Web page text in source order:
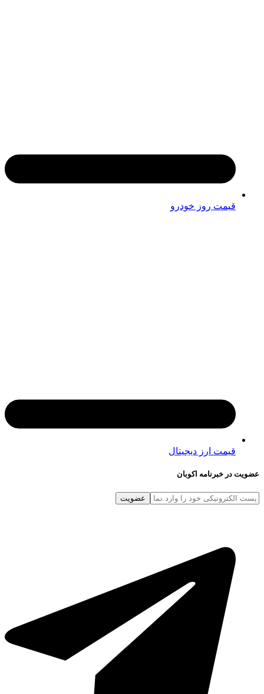
قیمت روز خودرو
قیمت ارز دیجیتال
خبرنامه اکوبان